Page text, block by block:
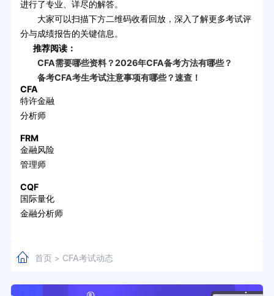
进行了专业、详尽的解答。
大家可以扫描下方二维码收看回放，深入了解更多考试评
分与成绩报告的关键信息。
推荐阅读：
CFA需要哪些资料？2026年CFA备考方法有哪些？
备考CFA考生考试注意事项有哪些？速查！
CFA
特许金融
分析师
FRM
金融风险
管理师
CQF
国际量化
金融分析师
首页> CFA考试动态